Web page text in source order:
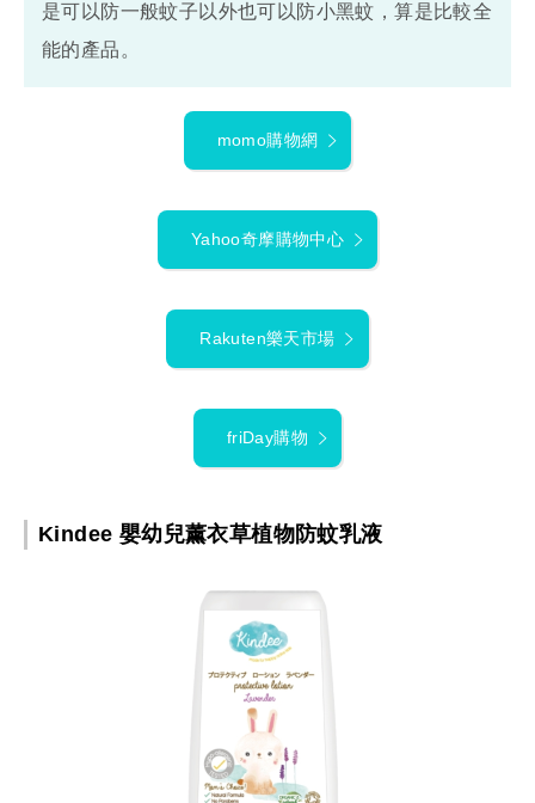
是可以防一般蚊子以外也可以防小黑蚊，算是比較全
能的產品。
momo購物網
Yahoo奇摩購物中心
Rakuten樂天市場
friDay購物
Kindee 嬰幼兒薰衣草植物防蚊乳液